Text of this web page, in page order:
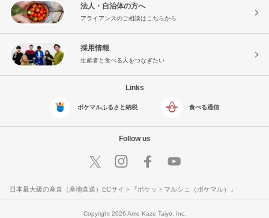
法人・自治体の方へ
アライアンスのご相談はこちらから
採用情報
生産者と食べる人をつなぎたい
Links
ポケマルふるさと納税 食べる通信
Follow us
日本最大級の産直（産地直送）ECサイト『ポケットマルシェ（ポケマル）』
Copyright 2026 Ame Kaze Taiyo, Inc.